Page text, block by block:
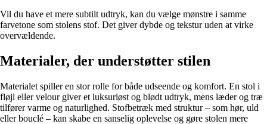
Vil du have et mere subtilt udtryk, kan du vælge mønstre i samme
farvetone som stolens stof. Det giver dybde og tekstur uden at virke
overvældende.
Materialer, der understøtter stilen
Materialet spiller en stor rolle for både udseende og komfort. En stol i
fløjl eller velour giver et luksuriøst og blødt udtryk, mens læder og træ
tilfører varme og naturlighed. Stofbetræk med struktur – som hør, uld
eller bouclé – kan skabe en sanselig oplevelse og gøre stolen mere